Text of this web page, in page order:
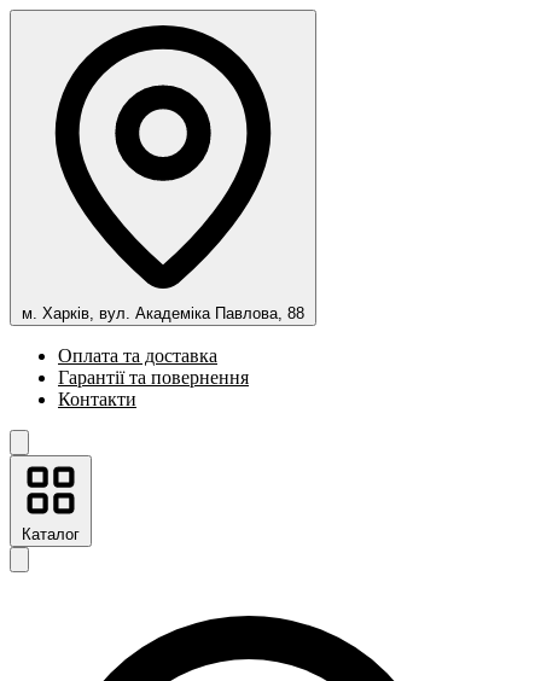
м. Харків, вул. Академіка Павлова, 88
Оплата та доставка
Гарантії та повернення
Контакти
Каталог